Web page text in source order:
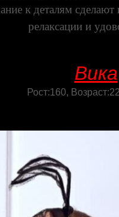
к деталям
релаксации и
Вика
Рост:160,